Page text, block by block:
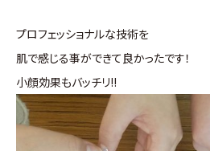
プロフェッショナルな技術を
肌で感じる事ができて良かったです！
小顔効果もバッチリ!!